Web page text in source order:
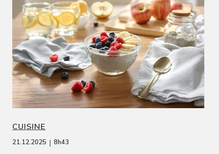
CUISINE
21.12.2025 | 8h43